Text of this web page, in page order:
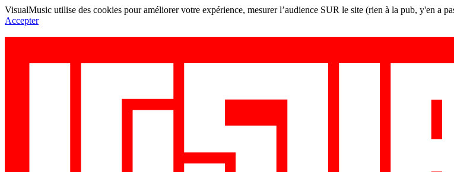
VisualMusic utilise des cookies pour améliorer votre expérience, mesurer l’audience SUR le site (rien à la pub, y'en a
Accepter